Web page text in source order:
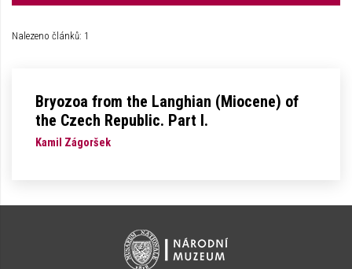
Nalezeno článků: 1
Bryozoa from the Langhian (Miocene) of
the Czech Republic. Part I.
Kamil Zágoršek